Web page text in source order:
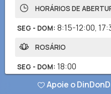
HORÁRIOS DE
SEG - DOM: 8:15-12:00,
ROSÁRIO
SEG - DOM: 18:00
ADORAÇÃO
Apoie o